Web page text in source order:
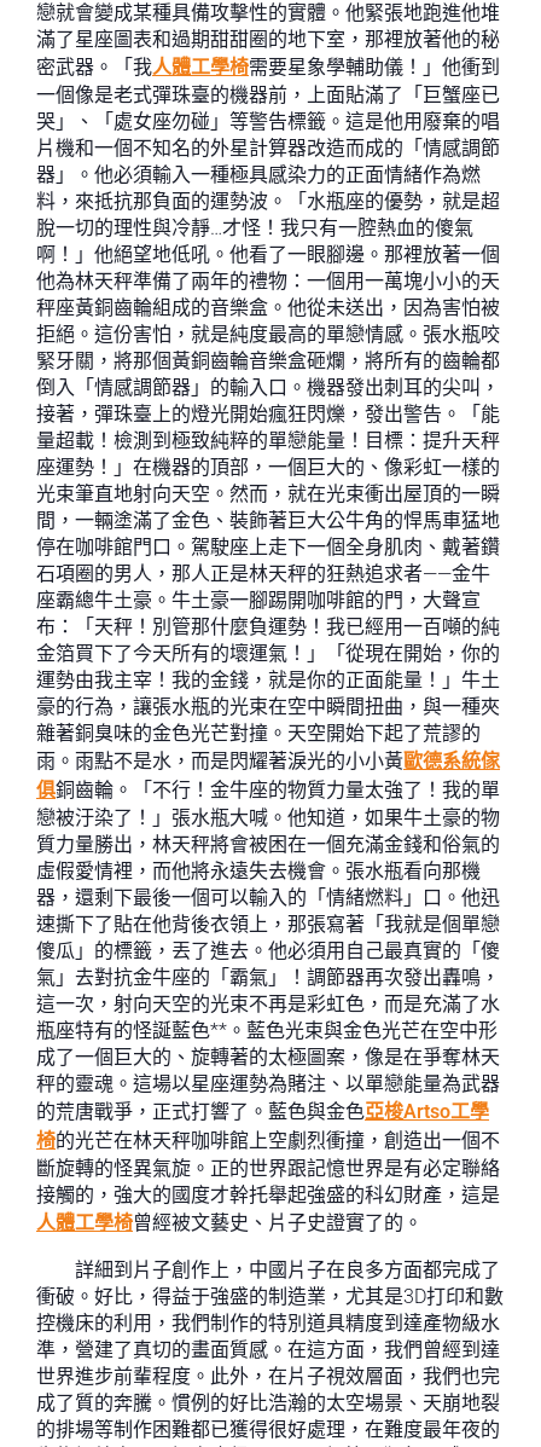
戀就會變成某種具備攻擊性的實體。他緊張地跑進他堆
滿了星座圖表和過期甜甜圈的地下室，那裡放著他的秘
密武器。「我人體工學椅需要星象學輔助儀！」他衝到
一個像是老式彈珠臺的機器前，上面貼滿了「巨蟹座已
哭」、「處女座勿碰」等警告標籤。這是他用廢棄的唱
片機和一個不知名的外星計算器改造而成的「情感調節
器」。他必須輸入一種極具感染力的正面情緒作為燃
料，來抵抗那負面的運勢波。「水瓶座的優勢，就是超
脫一切的理性與冷靜…才怪！我只有一腔熱血的傻氣
啊！」他絕望地低吼。他看了一眼腳邊。那裡放著一個
他為林天秤準備了兩年的禮物：一個用一萬塊小小的天
秤座黃銅齒輪組成的音樂盒。他從未送出，因為害怕被
拒絕。這份害怕，就是純度最高的單戀情感。張水瓶咬
緊牙關，將那個黃銅齒輪音樂盒砸爛，將所有的齒輪都
倒入「情感調節器」的輸入口。機器發出刺耳的尖叫，
接著，彈珠臺上的燈光開始瘋狂閃爍，發出警告。「能
量超載！檢測到極致純粹的單戀能量！目標：提升天秤
座運勢！」在機器的頂部，一個巨大的、像彩虹一樣的
光束筆直地射向天空。然而，就在光束衝出屋頂的一瞬
間，一輛塗滿了金色、裝飾著巨大公牛角的悍馬車猛地
停在咖啡館門口。駕駛座上走下一個全身肌肉、戴著鑽
石項圈的男人，那人正是林天秤的狂熱追求者——金牛
座霸總牛土豪。牛土豪一腳踢開咖啡館的門，大聲宣
布：「天秤！別管那什麼負運勢！我已經用一百噸的純
金箔買下了今天所有的壞運氣！」「從現在開始，你的
運勢由我主宰！我的金錢，就是你的正面能量！」牛土
豪的行為，讓張水瓶的光束在空中瞬間扭曲，與一種夾
雜著銅臭味的金色光芒對撞。天空開始下起了荒謬的
雨。雨點不是水，而是閃耀著淚光的小小黃歐德系統傢
俱銅齒輪。「不行！金牛座的物質力量太強了！我的單
戀被汙染了！」張水瓶大喊。他知道，如果牛土豪的物
質力量勝出，林天秤將會被困在一個充滿金錢和俗氣的
虛假愛情裡，而他將永遠失去機會。張水瓶看向那機
器，還剩下最後一個可以輸入的「情緒燃料」口。他迅
速撕下了貼在他背後衣領上，那張寫著「我就是個單戀
傻瓜」的標籤，丟了進去。他必須用自己最真實的「傻
氣」去對抗金牛座的「霸氣」！調節器再次發出轟鳴，
這一次，射向天空的光束不再是彩虹色，而是充滿了水
瓶座特有的怪誕藍色**。藍色光束與金色光芒在空中形
成了一個巨大的、旋轉著的太極圖案，像是在爭奪林天
秤的靈魂。這場以星座運勢為賭注、以單戀能量為武器
的荒唐戰爭，正式打響了。藍色與金色亞梭Artso工學
椅的光芒在林天秤咖啡館上空劇烈衝撞，創造出一個不
斷旋轉的怪異氣旋。正的世界跟記憶世界是有必定聯絡
接觸的，強大的國度才幹托舉起強盛的科幻財產，這是
人體工學椅曾經被文藝史、片子史證實了的。
詳細到片子創作上，中國片子在良多方面都完成了
衝破。好比，得益于強盛的制造業，尤其是3D打印和數
控機床的利用，我們制作的特別道具精度到達產物級水
準，營建了真切的畫面質感。在這方面，我們曾經到達
世界進步前輩程度。此外，在片子視效層面，我們也完
成了質的奔騰。慣例的好比浩瀚的太空場景、天崩地裂
的排場等制作困難都已獲得很好處理，在難度最年夜的